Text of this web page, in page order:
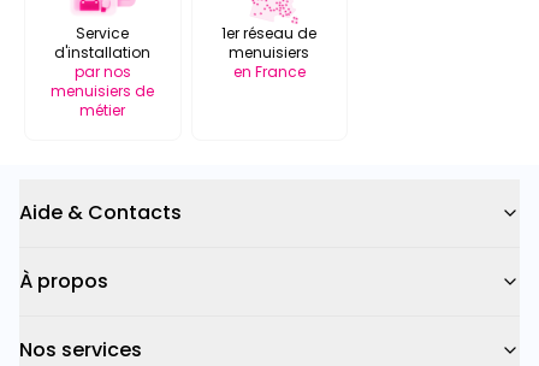
Service
d'installation
par nos
menuisiers de
métier
1er réseau de
menuisiers
en France
Aide & Contacts
À propos
Nos services